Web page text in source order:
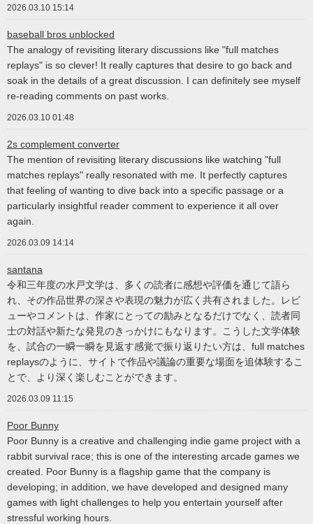
2026.03.10 15:14
baseball bros unblocked
The analogy of revisiting literary discussions like "full matches
replays" is so clever! It really captures that desire to go back and
soak in the details of a great discussion. I can definitely see myself
re-reading comments on past works.
2026.03.10 01:48
2s complement converter
The mention of revisiting literary discussions like watching "full
matches replays" really resonated with me. It perfectly captures
that feeling of wanting to dive back into a specific passage or a
particularly insightful reader comment to experience it all over
again.
2026.03.09 14:14
santana
令和三年度の水戸文学は、多くの読者に感想や評価を通じて語ら
れ、その作品世界の深さや表現の魅力が広く共有されました。レビ
ューやコメントは、作家にとっての励みとなるだけでなく、読者同
士の対話や新たな発見のきっかけにもなります。こうした文学体験
を、試合の一瞬一瞬を見返す感覚で振り返りたい方は、full matches
replaysのように、サイトで作品や議論の重要な場面を追体験するこ
とで、より深く楽しむことができます。
2026.03.09 11:15
Poor Bunny
Poor Bunny is a creative and challenging indie game project with a
rabbit survival race; this is one of the interesting arcade games we
created. Poor Bunny is a flagship game that the company is
developing; in addition, we have developed and designed many
games with light challenges to help you entertain yourself after
stressful working hours.